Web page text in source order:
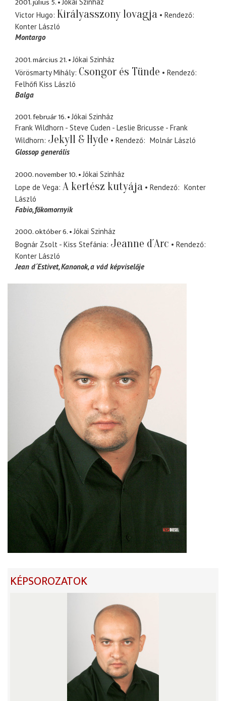
Jókai Szinház
Victor Hugo Királyasszony lovagja
Rendező
Konter László
Montargo
2001. március 21.
Jókai Szinház
Vörösmarty Mihály Csongor és Tünde
Rendező
Felhőfi Kiss László
Balga
2001. február 16.
Jókai Szinház
Frank Wildhorn - Steve Cuden - Leslie Bricusse - Frank
Wildhorn Jekyll & Hyde Rendező
Molnár László
Glossop generális
2000. november 10.
Jókai Szinház
Lope de Vega A kertész kutyája Rendező
Konter
László
Fabio főkomornyik
2000. október 6.
Jókai Szinház
Bognár Zsolt - Kiss Stefánia Jeanne d´Arc
Rendező
Konter László
Jean d´Estivet, Kanonok a vád képviselője
KÉPSOROZATOK